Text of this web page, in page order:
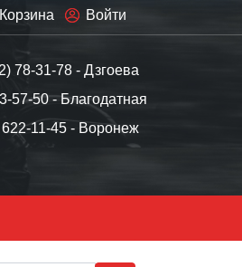
Войти
Корзина
78-31-78 - Дзгоева
57-50 - Благодатная
11-45 - Воронеж